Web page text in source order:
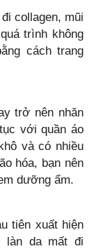
collagen, mũi
trình không
cách trang
trở nên nhăn
với quần áo
và có nhiều
hóa, bạn nên
dưỡng ẩm.
tiên xuất hiện
làn da mất đi